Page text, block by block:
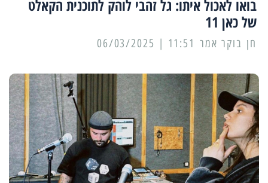
בואו לאכול איתו: גל זהבי לוהק לתוכנית הקאלט
של כאן 11
11:51 | 06/03/2025